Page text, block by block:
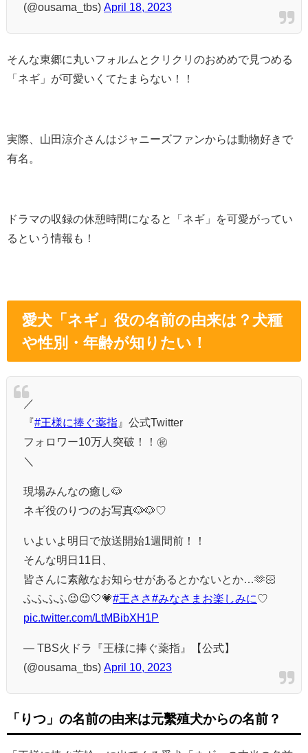
(@ousama_tbs) April 18, 2023
そんな東郷に丸いフォルムと クリクリのおめめで見つめる
「ネギ」が可愛いくてたまらない！！
実際、山田涼介さんはジャニーズファンからは動物好きで
有名。
ドラマの収録の休憩時間になると「ネギ」を可愛がってい
るという情報も！
愛犬「ネギ」役の名前の由来は？犬種
や性別・年齢が知りたい！
／
『#王様に捧ぐ薬指 』公式Twitter
フォロワー10万人突破！！㊗️
＼
現場みんなの癒し🐶
ネギ役のりつのお写真🐶🐶♡
いよいよ明日で放送開始1週間前！！
そんな明日11日、
皆さんに素敵なお知らせがあるとかないとか…🫶🏻
ふふふふ😉😉🤍💗#王ささ#みなさまお楽しみに♡
pic.twitter.com/LtMBibXH1P
— TBS火ドラ『王様に捧ぐ薬指』【公式】
(@ousama_tbs) April 10, 2023
「りつ」の名前の由来は元繫殖犬からの名前？